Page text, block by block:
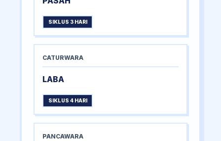
SIKLUS 3 HARI
CATURWARA
LABA
SIKLUS 4 HARI
PANCAWARA